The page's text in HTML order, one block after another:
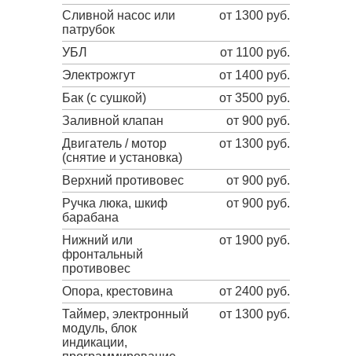
Сливной насос или
патрубок
от 1300 руб.
УБЛ
от 1100 руб.
Электрожгут
от 1400 руб.
Бак (с сушкой)
от 3500 руб.
Заливной клапан
от 900 руб.
Двигатель / мотор
(снятие и установка)
от 1300 руб.
Верхний противовес
от 900 руб.
Ручка люка, шкиф
барабана
от 900 руб.
Нижний или
фронтальный
противовес
от 1900 руб.
Опора, крестовина
от 2400 руб.
Таймер, электронный
модуль, блок
индикации,
от 1300 руб.